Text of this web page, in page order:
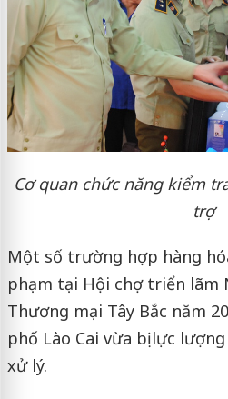
Cơ quan chức năng kiểm
trợ
Một số trường hợp hàng
phạm tại Hội chợ triển lãm
Thương mại Tây Bắc năm
phố Lào Cai vừa bị lực
xử lý.